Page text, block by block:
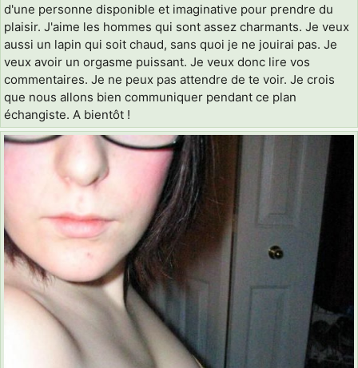
d'une personne disponible et imaginative pour prendre du
plaisir. J'aime les hommes qui sont assez charmants. Je veux
aussi un lapin qui soit chaud, sans quoi je ne jouirai pas. Je
veux avoir un orgasme puissant. Je veux donc lire vos
commentaires. Je ne peux pas attendre de te voir. Je crois
que nous allons bien communiquer pendant ce plan
échangiste. A bientôt !